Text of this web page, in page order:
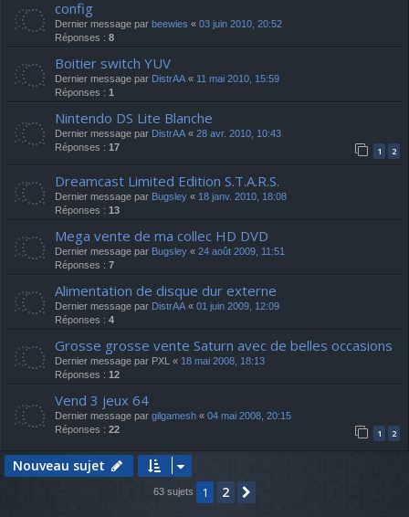
config
Dernier message par beewies « 03 juin 2010, 20:52
Réponses : 8
Boitier switch YUV
Dernier message par DistrAA « 11 mai 2010, 15:59
Réponses : 1
Nintendo DS Lite Blanche
Dernier message par DistrAA « 28 avr. 2010, 10:43
Réponses : 17 1 2
Dreamcast Limited Edition S.T.A.R.S.
Dernier message par Bugsley « 18 janv. 2010, 18:08
Réponses : 13
Mega vente de ma collec HD DVD
Dernier message par Bugsley « 24 août 2009, 11:51
Réponses : 7
Alimentation de disque dur externe
Dernier message par DistrAA « 01 juin 2009, 12:09
Réponses : 4
Grosse grosse vente Saturn avec de belles occasions
Dernier message par PXL « 18 mai 2008, 18:13
Réponses : 12
Vend 3 jeux 64
Dernier message par gilgamesh « 04 mai 2008, 20:15
Réponses : 22 1 2
Nouveau sujet
63 sujets 1 2